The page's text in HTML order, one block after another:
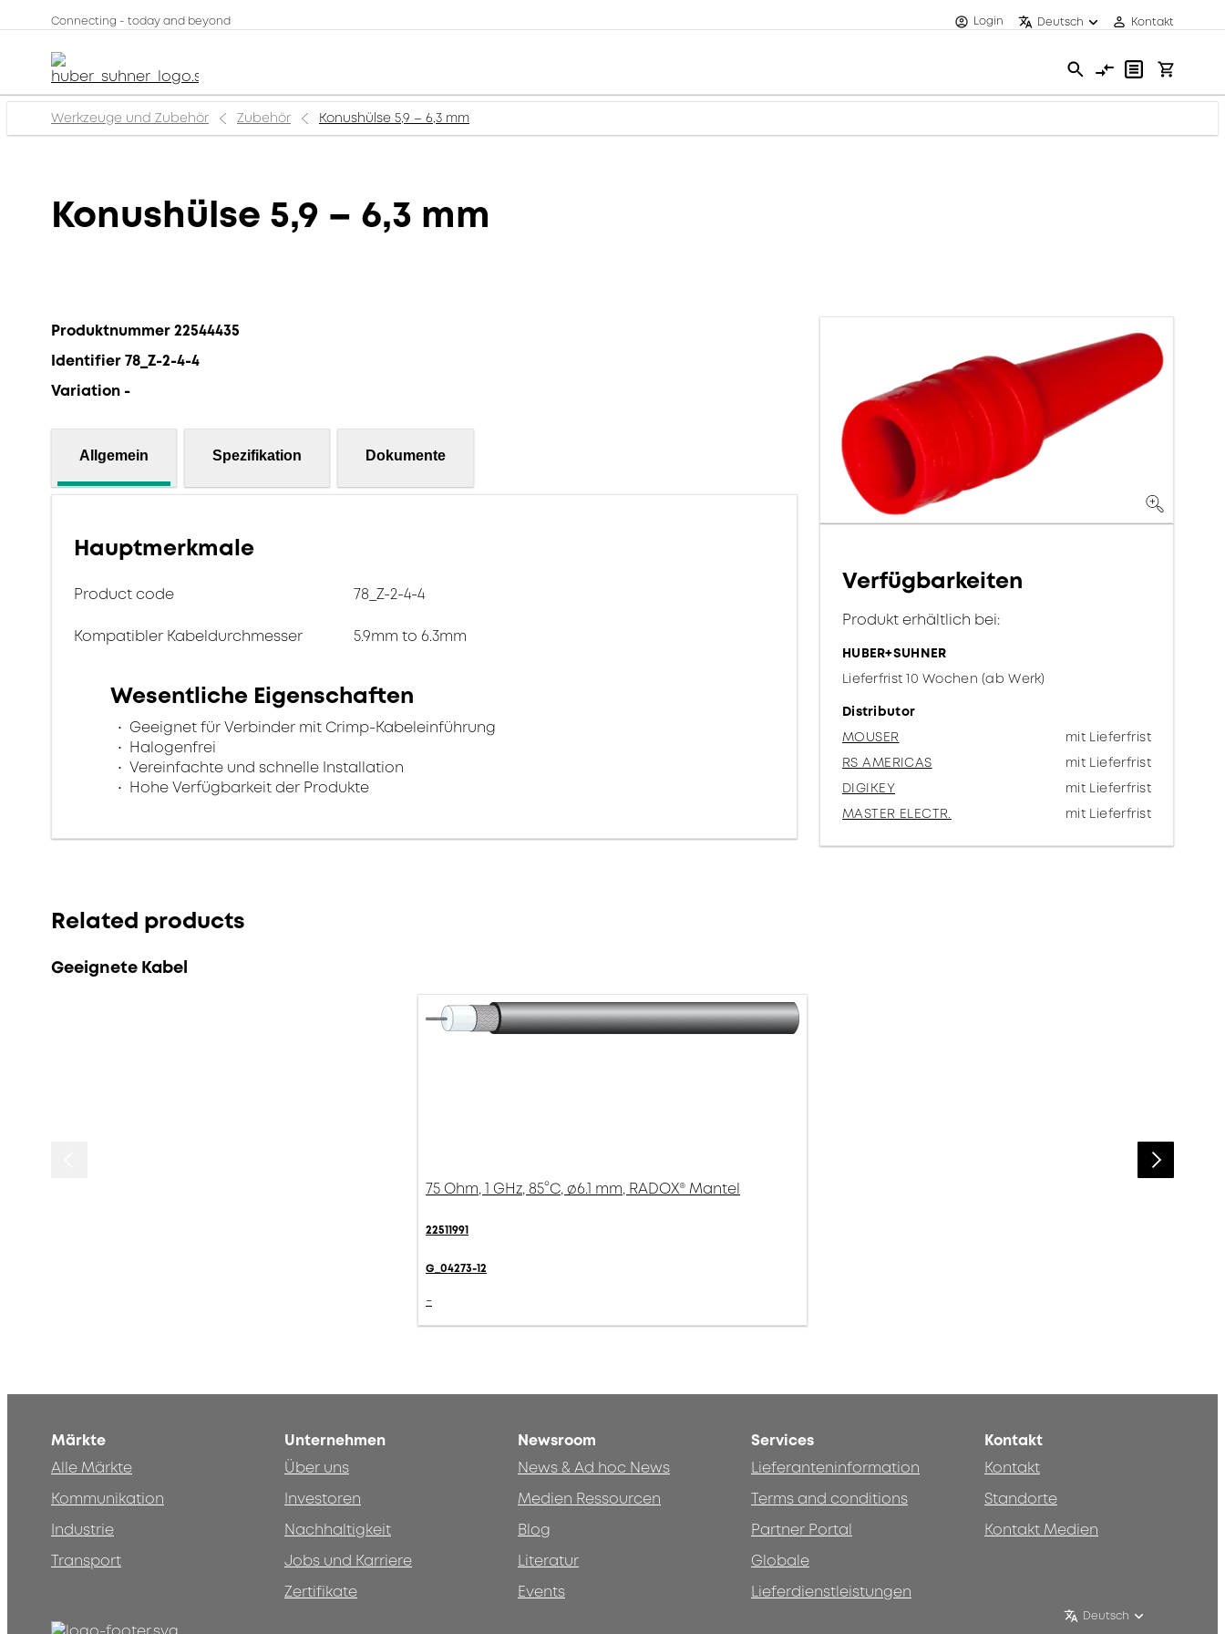
Connecting - today and beyond Login Deutsch Kontakt
Werkzeuge und Zubehör Zubehör Konushülse 5,9 – 6,3 mm
Konushülse 5,9 – 6,3 mm
Produktnummer 22544435
Identifier 78_Z-2-4-4
Variation -
Allgemein Spezifikation Dokumente
Hauptmerkmale
Product code 78_Z-2-4-4
Kompatibler Kabeldurchmesser 5.9mm to 6.3mm
Wesentliche Eigenschaften
Geeignet für Verbinder mit Crimp-Kabeleinführung
Halogenfrei
Vereinfachte und schnelle Installation
Hohe Verfügbarkeit der Produkte
Verfügbarkeiten
Produkt erhältlich bei:
HUBER+SUHNER
Lieferfrist 10 Wochen (ab Werk)
Distributor
MOUSER
mit Lieferfrist
RS AMERICAS
mit Lieferfrist
DIGIKEY
mit Lieferfrist
MASTER ELECTR.
mit Lieferfrist
Related products
Geeignete Kabel
75 Ohm, 1 GHz, 85°C, ø6.1 mm, RADOX® Mantel
22511991
G_04273-12
-
Märkte
Alle Märkte
Kommunikation
Industrie
Transport
Unternehmen
Über uns
Investoren
Nachhaltigkeit
Jobs und Karriere
Zertifikate
Newsroom
News & Ad hoc News
Medien Ressourcen
Blog
Literatur
Events
Services
Lieferanteninformation
Terms and conditions
Partner Portal
Globale
Lieferdienstleistungen
Kontakt
Kontakt
Standorte
Kontakt Medien
Deutsch